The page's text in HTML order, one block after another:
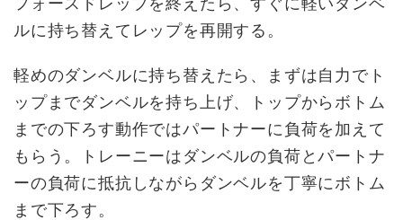
ルに持ち替えてレップを再開する。
軽めのダンベルに持ち替えたら、まずは自力でト
ップまでダンベルを持ち上げ、トップからボトム
までの下ろす動作ではパートナーに負荷を加えて
もらう。トレーニーはダンベルの負荷とパートナ
ーの負荷に抵抗しながらダンベルを丁寧にボトム
まで下ろす。